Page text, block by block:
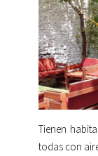
Tienen
todas con